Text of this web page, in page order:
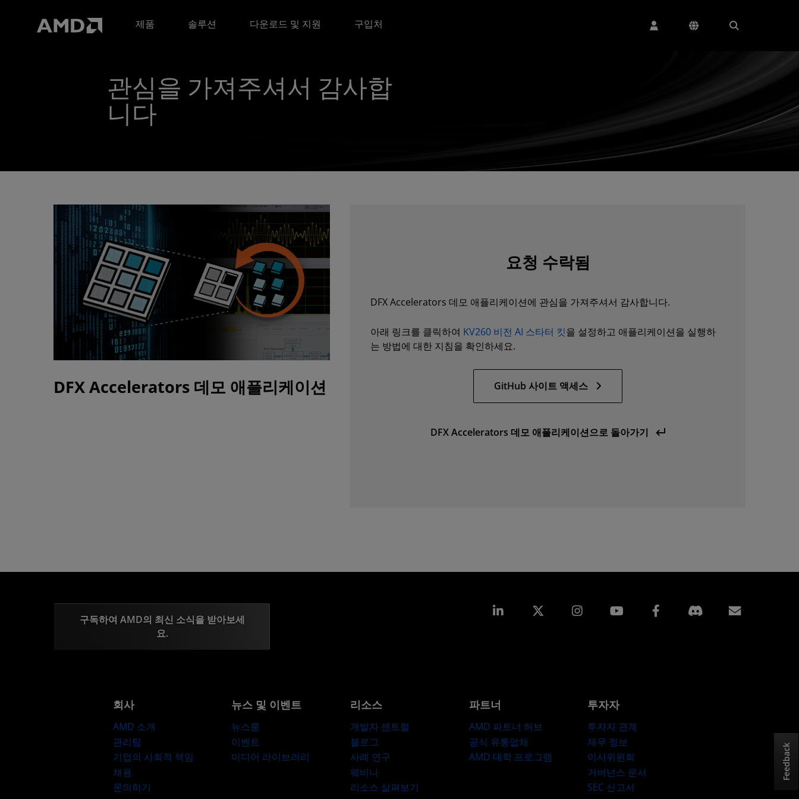
제품
솔루션 다운로드 및 지원 구입처
관심을 가져주셔서 감사합
니다
요청 수락됨
DFX Accelerators 데모 애플리케이션에 관심을 가져주셔서 감사합니다.
아래 링크를 클릭하여 KV260 비전 AI 스타터 킷을 설정하고 애플리케이션을 실행하
는 방법에 대한 지침을 확인하세요.
GitHub 사이트 액세스
DFX Accelerators 데모 애플리케이션으로 돌아가기
DFX Accelerators 데모 애플리케이션
구독하여 AMD의 최신 소식을 받아보세
요.
Linkedin Instagram Facebook
회사
AMD 소개
관리팀
기업의 사회적 책임
채용
문의하기
뉴스 및 이벤트
뉴스룸
이벤트
미디어 라이브러리
리소스
개발자 센트럴
블로그
사례 연구
웨비나
리소스 살펴보기
파트너
AMD 파트너 허브
공식 유통업체
AMD 대학 프로그램
투자자
투자자 관계
재무 정보
이사위원회
거버넌스 문서
SEC 신고서
Feedback